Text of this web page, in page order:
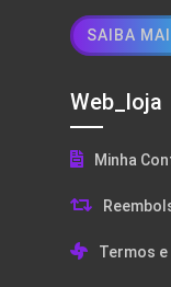
SAIBA
Web_loja
Minha
Termos